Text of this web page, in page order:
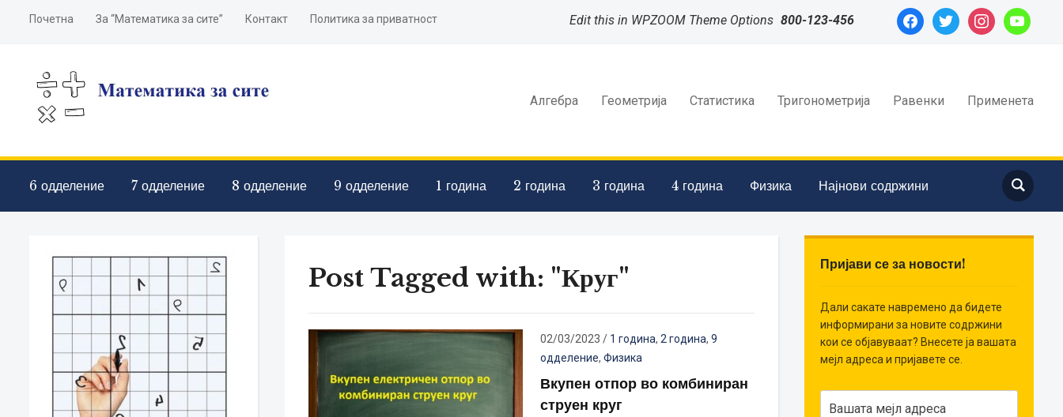
Почетна За “Математика за сите” Контакт Политика за приватност facebooktwitter instagramyoutube
Edit this in WPZOOM Theme Options 800-123-456
Алгебра Геометрија Статистика Тригонометрија Равенки Применета
6 одделение 7 одделение 8 одделение 9 одделение 1 година 2 година 3 година 4 година Физика Најнови содржини
Post Tagged with: "Круг"
02/03/2023 / 1 година, 2 година, 9
одделение, Физика
Вкупен отпор во комбиниран
струен круг
Пријави се за новости!
Дали сакате навремено да бидете
информирани за новите содржини
кои се објавуваат? Внесете ја вашата
мејл адреса и пријавете се.